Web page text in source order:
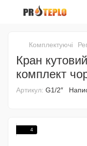
Комплектуючі
Кран
комплект
Артикул: G1/2″
4